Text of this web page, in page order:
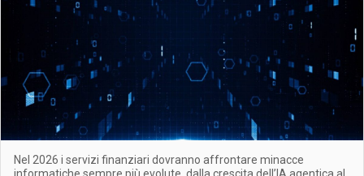
Nel 2026 i servizi finanziari dovranno affrontare minacce